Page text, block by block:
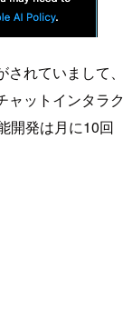
れていまして、
ャットインタラク
開発は月に10回